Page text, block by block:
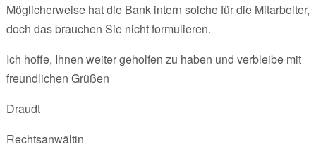
Möglicherweise hat die Bank intern solche für die Mitarbeiter,
doch das brauchen Sie nicht formulieren.
Ich hoffe, Ihnen weiter geholfen zu haben und verbleibe mit
freundlichen Grüßen
Draudt
Rechtsanwältin